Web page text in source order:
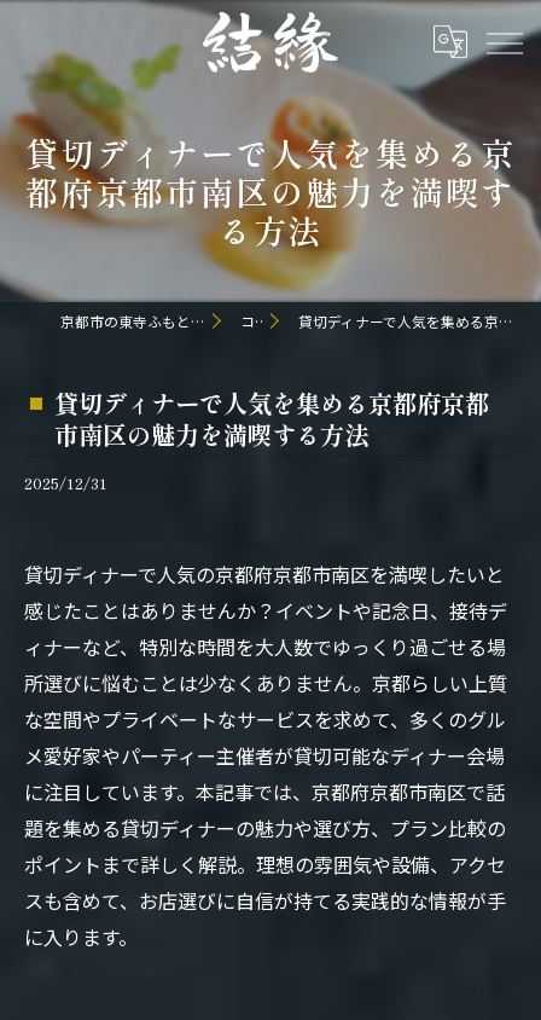
貸切ディナーで人気を集める京
都府京都市南区の魅力を満喫す
る方法
京都市の東寺ふもとの和食なら日本料理 結縁 コラム 貸切ディナーで人気を集める京都府京都市南区の魅力を満喫する方法
貸切ディナーで人気を集める京都府京都
市南区の魅力を満喫する方法
2025/12/31
貸切ディナーで人気の京都府京都市南区を満喫したいと
感じたことはありませんか？イベントや記念日、接待デ
ィナーなど、特別な時間を大人数でゆっくり過ごせる場
所選びに悩むことは少なくありません。京都らしい上質
な空間やプライベートなサービスを求めて、多くのグル
メ愛好家やパーティー主催者が貸切可能なディナー会場
に注目しています。本記事では、京都府京都市南区で話
題を集める貸切ディナーの魅力や選び方、プラン比較の
ポイントまで詳しく解説。理想の雰囲気や設備、アクセ
スも含めて、お店選びに自信が持てる実践的な情報が手
に入ります。